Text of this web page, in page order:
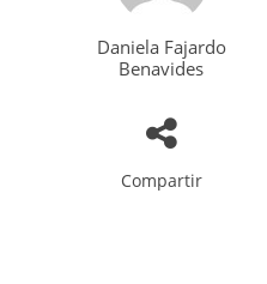
Daniela Fajardo
Benavides
Compartir